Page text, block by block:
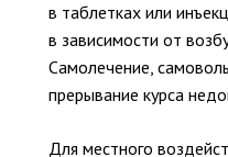
в таблетках или
в зависимости от
Самолечение,
прерывание курса
Для местного